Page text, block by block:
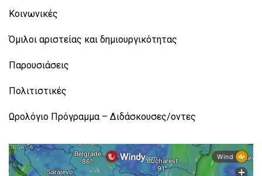
Κοινωνικές
Όμιλοι αριστείας και δημιουργικότητας
Παρουσιάσεις
Πολιτιστικές
Ωρολόγιο Πρόγραμμα – Διδάσκουσες/οντες